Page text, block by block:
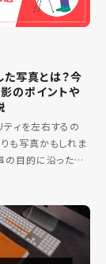
写真とは？今
のポイントや
ィを左右するの
も写真かもしれま
の目的に沿った魅
することで、伝え
す。 本記事では、
交えながら、